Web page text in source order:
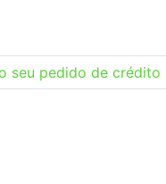
seu pedido de crédito